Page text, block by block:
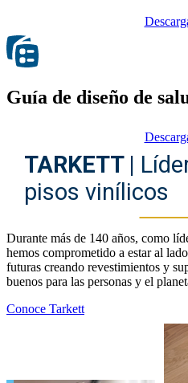
Guía de diseño de
TARKETT |
pisos vinílicos
Durante más de 140 años, como
hemos comprometido a estar al
futuras creando revestimientos y
buenos para las personas y el
Conoce Tarkett